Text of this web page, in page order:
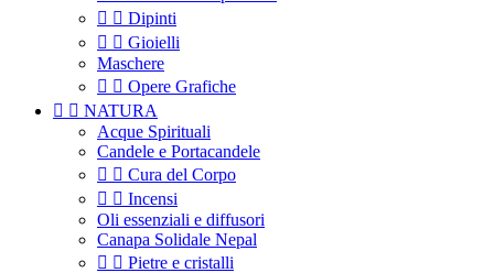
  Dipinti
  Gioielli
Maschere
  Opere Grafiche
  NATURA
Acque Spirituali
Candele e Portacandele
  Cura del Corpo
  Incensi
Oli essenziali e diffusori
Canapa Solidale Nepal
  Pietre e cristalli